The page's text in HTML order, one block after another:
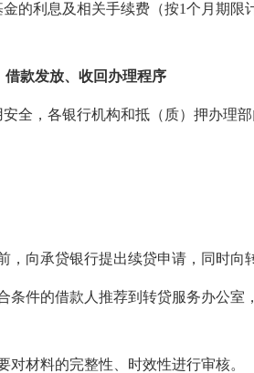
的利息及相关手续费（按1个月期限
款发放、收回办理程序
全，各银行机构和抵（质）押办理
，向承贷银行提出续贷申请，同时向
条件的借款人推荐到转贷服务办公
对材料的完整性、时效性进行审核。